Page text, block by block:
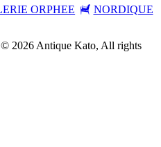
ORPHEE
NORDIQUE
2026 Antique Kato, All rights